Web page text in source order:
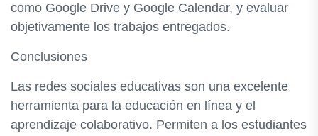
como Google Drive y Google Calendar, y evaluar
objetivamente los trabajos entregados.
Conclusiones
Las redes sociales educativas son una excelente
herramienta para la educación en línea y el
aprendizaje colaborativo. Permiten a los estudiantes